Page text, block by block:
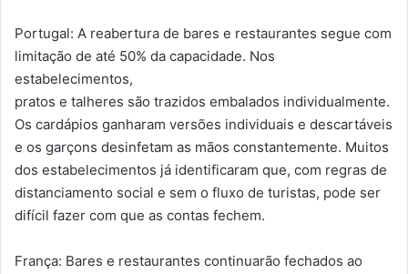
Portugal: A reabertura de bares e restaurantes segue com
limitação de até 50% da capacidade. Nos
estabelecimentos,
pratos e talheres são trazidos embalados individualmente.
Os cardápios ganharam versões individuais e descartáveis
e os garçons desinfetam as mãos constantemente. Muitos
dos estabelecimentos já identificaram que, com regras de
distanciamento social e sem o fluxo de turistas, pode ser
difícil fazer com que as contas fechem.
França: Bares e restaurantes continuarão fechados ao